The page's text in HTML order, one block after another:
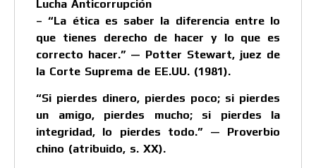
Lucha Anticorrupción
– “La ética es saber la diferencia entre lo
que tienes derecho de hacer y lo que es
correcto hacer.” — Potter Stewart, juez de
la Corte Suprema de EE.UU. (1981).
“Si pierdes dinero, pierdes poco; si pierdes
un amigo, pierdes mucho; si pierdes la
integridad, lo pierdes todo.” — Proverbio
chino (atribuido, s. XX).